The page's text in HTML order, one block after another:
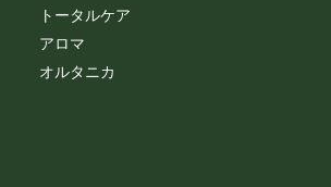
トータルケア
アロマ
オルタニカ